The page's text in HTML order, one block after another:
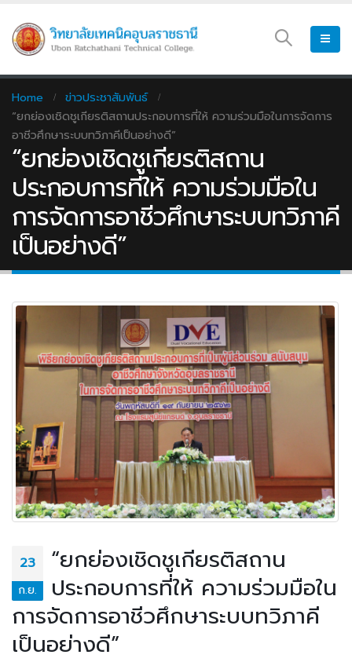
Home
ข่าวประชาสัมพันธ์
“ยกย่องเชิดชูเกียรติสถานประกอบการที่ให้ ความร่วมมือในการจัดการ
อาชีวศึกษาระบบทวิภาคีเป็นอย่างดี”
“ยกย่องเชิดชูเกียรติสถาน
ประกอบการที่ให้ ความร่วมมือใน
การจัดการอาชีวศึกษาระบบทวิภาคี
เป็นอย่างดี”
23
ก.ย.
“ยกย่องเชิดชูเกียรติสถาน
ประกอบการที่ให้ ความร่วมมือใน
การจัดการอาชีวศึกษาระบบทวิภาคี
เป็นอย่างดี”